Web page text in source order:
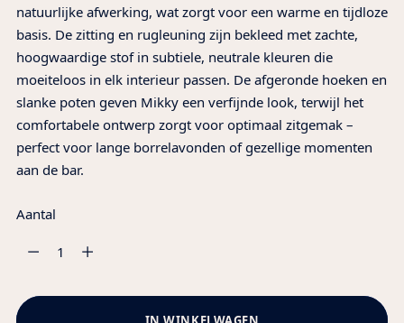
natuurlijke afwerking, wat zorgt voor een warme en tijdloze
basis. De zitting en rugleuning zijn bekleed met zachte,
hoogwaardige stof in subtiele, neutrale kleuren die
moeiteloos in elk interieur passen. De afgeronde hoeken en
slanke poten geven Mikky een verfijnde look, terwijl het
comfortabele ontwerp zorgt voor optimaal zitgemak –
perfect voor lange borrelavonden of gezellige momenten
aan de bar.
Aantal